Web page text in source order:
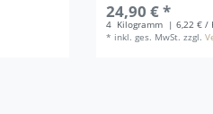
24,90 € *
4 Kilogramm
| 6,22 € /
* inkl. ges. MwSt. zzgl.